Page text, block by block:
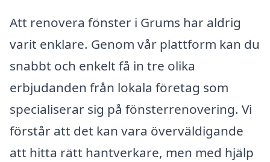
Att renovera fönster i Grums har aldrig
varit enklare. Genom vår plattform kan du
snabbt och enkelt få in tre olika
erbjudanden från lokala företag som
specialiserar sig på fönsterrenovering. Vi
förstår att det kan vara överväldigande
att hitta rätt hantverkare, men med hjälp